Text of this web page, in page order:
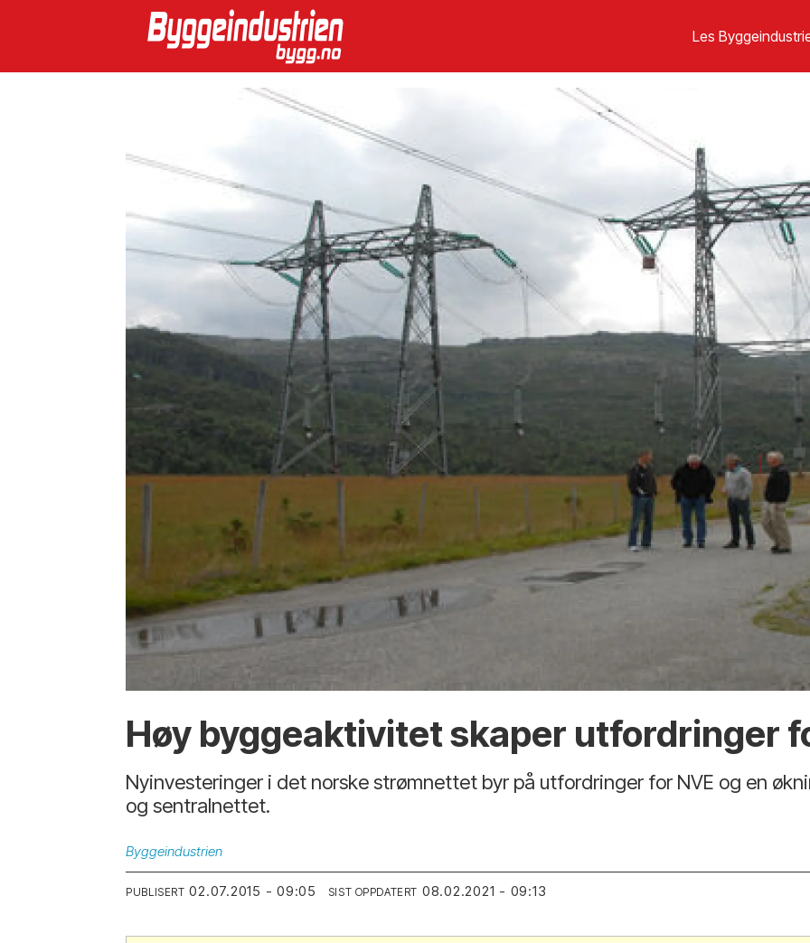
Les
Høy byggeaktivitet skaper utfordringer
Nyinvesteringer i det norske strømnettet byr på utfordringer for NVE og en
og sentralnettet.
Byggeindustrien
PUBLISERT 02.07.2015 - 09:05 SIST OPPDATERT 08.02.2021 - 09:13